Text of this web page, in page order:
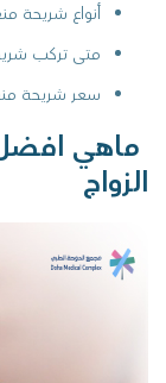
أنواع شريحة
متى تركب
سعر شريحة
ماهي
الزواج